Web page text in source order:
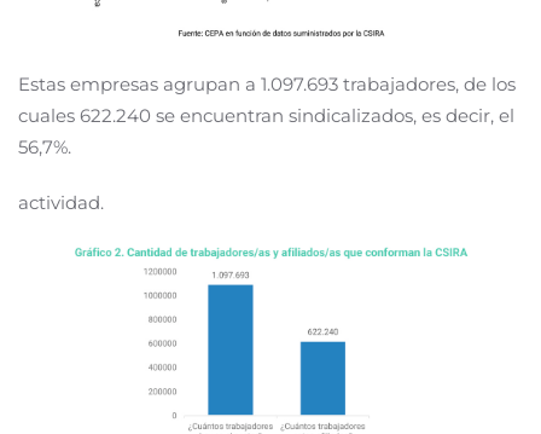
Estas empresas agrupan a 1.097.693 trabajadores, de los
cuales 622.240 se encuentran sindicalizados, es decir, el
56,7%.
actividad.